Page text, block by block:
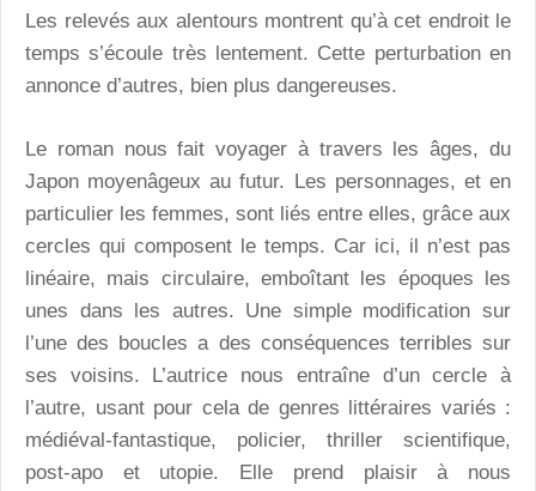
Les relevés aux alentours montrent qu’à cet endroit le
temps s’écoule très lentement. Cette perturbation en
annonce d’autres, bien plus dangereuses.
Le roman nous fait voyager à travers les âges, du
Japon moyenâgeux au futur. Les personnages, et en
particulier les femmes, sont liés entre elles, grâce aux
cercles qui composent le temps. Car ici, il n’est pas
linéaire, mais circulaire, emboîtant les époques les
unes dans les autres. Une simple modification sur
l’une des boucles a des conséquences terribles sur
ses voisins. L’autrice nous entraîne d’un cercle à
l’autre, usant pour cela de genres littéraires variés :
médiéval-fantastique, policier, thriller scientifique,
post-apo et utopie. Elle prend plaisir à nous